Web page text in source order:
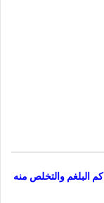
البلغم والتخلص منه